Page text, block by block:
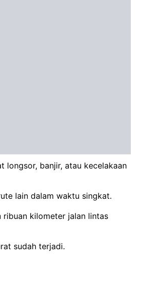
longsor, banjir, atau kecelakaan
lain dalam waktu singkat.
ribuan kilometer jalan lintas
sudah terjadi.